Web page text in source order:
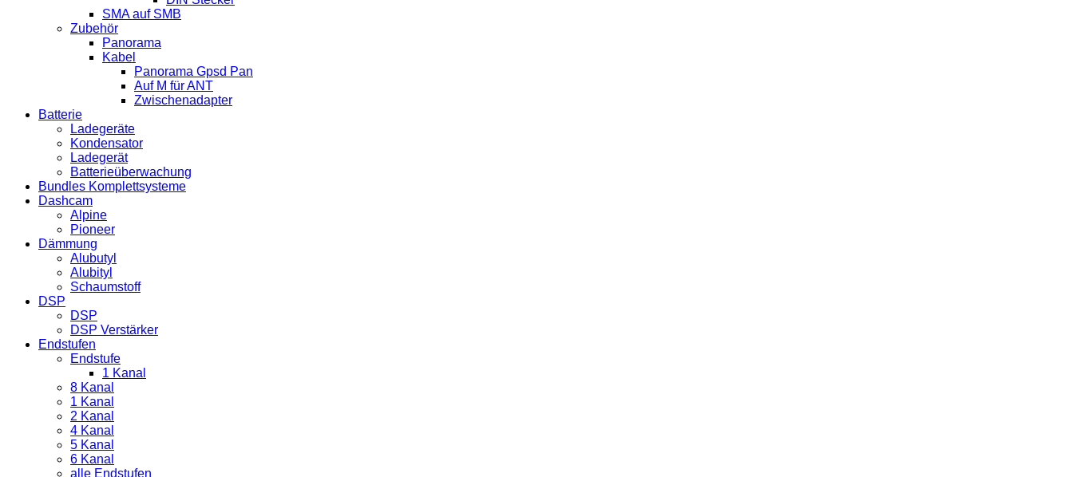
SMA auf SMB
Zubehör
Panorama
Kabel
Panorama Gpsd Pan
Auf M für ANT
Zwischenadapter
Batterie
Ladegeräte
Kondensator
Ladegerät
Batterieüberwachung
Bundles Komplettsysteme
Dashcam
Alpine
Pioneer
Dämmung
Alubutyl
Alubityl
Schaumstoff
DSP
DSP
DSP Verstärker
Endstufen
Endstufe
1 Kanal
8 Kanal
1 Kanal
2 Kanal
4 Kanal
5 Kanal
6 Kanal
alle Endstufen